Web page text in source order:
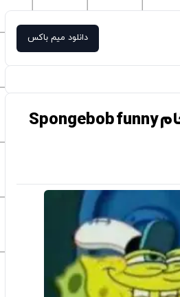
دانلود میم باکس
دانلود قالب میم خام Spongebob funny